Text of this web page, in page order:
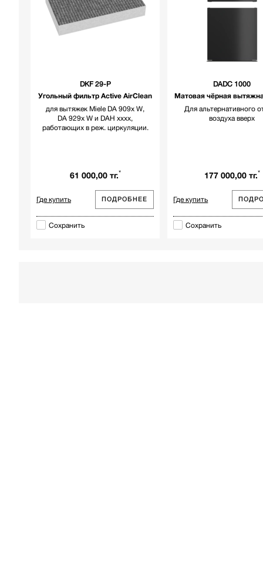
DKF 29-P
Угольный фильтр Active AirClean
для вытяжек Miele DA 909x W,
DA 929x W и DAH xxxx,
работающих в реж. циркуляции.
61 000,00 тг.*
ПОДРОБНЕЕ
Где купить
Сохранить
DADC 1000
Матовая чёрная
Для альтернативного
воздуха вверх
177 000,00 тг.*
Где купить
Сохранить